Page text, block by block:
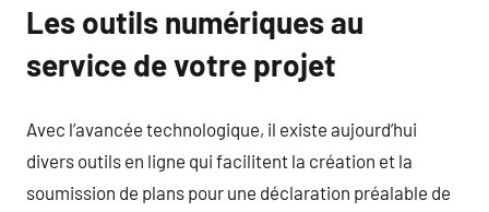
Les outils numériques au
service de votre projet
Avec l’avancée technologique, il existe aujourd’hui
divers outils en ligne qui facilitent la création et la
soumission de plans pour une déclaration préalable de